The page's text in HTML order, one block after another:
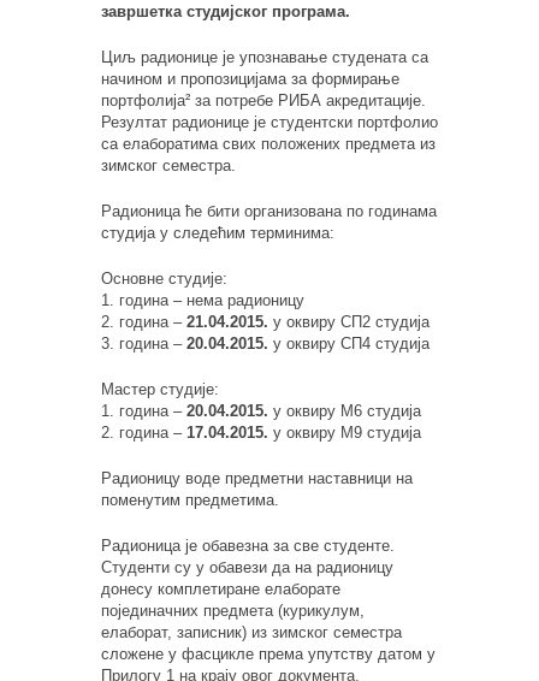
завршетка студијског програма.
Циљ радионице је упознавање студената са
начином и пропозицијама за формирање
портфолија² за потребе РИБА акредитације.
Резултат радионице је студентски портфолио
са елаборатима свих положених предмета из
зимског семестра.
Радионица ће бити организована по годинама
студија у следећим терминима:
Основне студије:
1. година – нема радионицу
2. година – 21.04.2015. у оквиру СП2 студија
3. година – 20.04.2015. у оквиру СП4 студија
Мастер студије:
1. година – 20.04.2015. у оквиру М6 студија
2. година – 17.04.2015. у оквиру М9 студија
Радионицу воде предметни наставници на
поменутим предметима.
Радионица је обавезна за све студенте.
Студенти су у обавези да на радионицу
донесу комплетиране елаборате
појединачних предмета (курикулум,
елаборат, записник) из зимског семестра
сложене у фасцикле према упутству датом у
Прилогу 1 на крају овог документа.